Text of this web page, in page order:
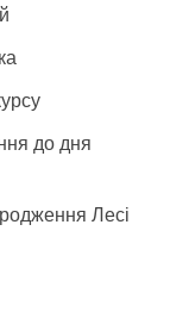
до дня
Лесі